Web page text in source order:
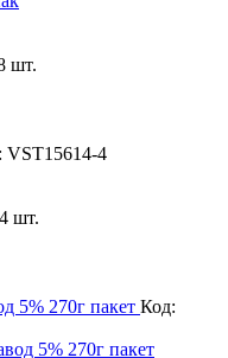
шт.
VST15614-4
шт.
5% 270г пакет Код: